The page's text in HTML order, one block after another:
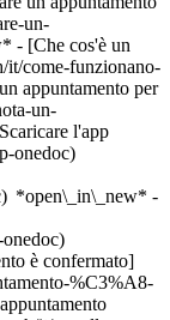
un-
- [Che cos'è un
it/come-funzionano-
appuntamento per
un-
l'app
onedoc)
*open\_in\_new* -
www.onedoc.ch/it/burnout/davos-platz), [Consiglio coniugale e familiare](https://www.onedoc.ch/it/consiglio-coniugale-e-familiare/davos-platz), [Dermapen](https://www.onedoc.ch/it/dermapen/davos-platz), [Trattamento anti-rughe](https://www.onedoc.ch/it/trattamento-anti-rughe/davos-platz), [Microneedling](https://www.onedoc.ch/it/microneedling/davos-platz), [Radiofrequenza](https://www.onedoc.ch/it/radiofrequenza/davos-platz), [HydraFacial](https://www.onedoc.ch/it/hydrafacial/davos-platz), [Trattamento delle macchie pigmentate](https://www.onedoc.ch/it/trattamento-delle-macchie-pigmentate/davos-platz), [Peeling](https://www.onedoc.ch/it/peeling/davos-platz), [Fotomodulazione | Terapia LED](https://www.onedoc.ch/it/fotomodulazione-terapia-led/davos-platz), [Trattamento delle cicatrici](https://www.onedoc.ch/it/trattamento-delle-cicatrici/davos-platz), [Microdermoabrasione](https://www.onedoc.ch/it/microdermoabrasione/davos-platz), [Criolipolisi](https://www.onedoc.ch/it/criolipolisi/davos-platz), [Epilazione laser](https://www.onedoc.ch/it/epilazione-laser/davos-platz)Vedi di più *chevron\_left* mar 04 ago *chevron\_right* Vedi più appuntamenti *error\_outline* Si è verificato un errore durante il caricamento della disponibilità [Riprova](https://www.onedoc.ch) Competenze:[Diabete](https://www.onedoc.ch/it/diabete/davos-platz), [Disturbi alimentari](https://www.onedoc.ch/it/disturbi-alimentari/davos-platz), [Cefalea ed emicrania](https://www.onedoc.ch/it/cefalea-ed-emicrania/davos-platz), [Burnout](https://www.onedoc.ch/it/burnout/davos-platz), [Consiglio coniugale e familiare](https://www.onedoc.ch/it/consiglio-coniugale-e-familiare/davos-platz), [Dermapen](https://www.onedoc.ch/it/dermapen/davos-platz), [Trattamento anti-rughe](https://www.onedoc.ch/it/trattamento-anti-rughe/davos-platz), [Microneedling](https://www.onedoc.ch/it/microneedling/davos-platz), [Radiofrequenza](https://www.onedoc.ch/it/radiofrequenza/davos-platz), [HydraFacial](https://www.onedoc.ch/it/hydrafacial/davos-platz), [Trattamento delle macchie pigmentate](https://www.onedoc.ch/it/trattamento-delle-macchie-pigmentate/davos-platz), [Peeling](https://www.onedoc.ch/it/peeling/davos-platz), [Fotomodulazione | Terapia LED](https://www.onedoc.ch/it/fotomodulazione-terapia-led/davos-platz), [Trattamento delle cicatrici](https://www.onedoc.ch/it/trattamento-delle-cicatrici/davos-platz), [Microdermoabrasione](https://www.onedoc.ch/it/microdermoabrasione/davos-platz), [Criolipolisi](https://www.onedoc.ch/it/criolipolisi/davos-platz), [Epilazione laser](https://www.onedoc.ch/it/epilazione-laser/davos-platz)Vedi di più #### Sei un professionista sanitario e non compari in questo elenco? Contattaci per la referenza online del tuo studio. [Aggiungi il tuo studio](https://info.onedoc.ch/it/) 1. [OneDoc](https://www.onedoc.ch/it/)/ 2. [Naturopata MCO/TEN](https://www.onedoc.ch/it/naturopata-mco-ten)/ 3. [Cantone Grigioni](https://www.onedoc.ch/it/naturopata-mco-ten/cantone-grigioni)/ 4. Coira ### Scarica l'app OneDoc Prenota un appuntamento online con un medico, dentista o terapeuta vicino a te in Svizzera. L'app OneDoc ti consente di gestire tutti i tuoi appuntamenti medici dal tuo cellulare, ovunque e in qualsiasi momento. ![Codice QR che rimanda all’App Store o a Google Play per scaricare l’app OneDoc Pazienti](https://www.onedoc.ch/assets/images/download-app-qr.jpeg) Scansiona il codice QR per scaricare l'app [![Scarica la nostra applicazione su App Store!](https://www.onedoc.ch/assets/images/app-store-badge-it.svg)](https://apps.apple.com/ch/app/onedoc/id1592376413?l=fr)[![Scarica la nostra app su Google Play Store!]